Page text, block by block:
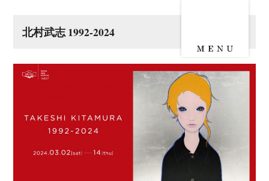
北村武志 1992-2024